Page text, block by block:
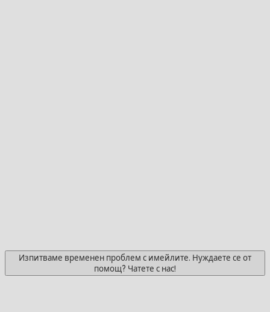
Изпитваме временен проблем с имейлите. Нуждаете се от
помощ? Чатете с нас!